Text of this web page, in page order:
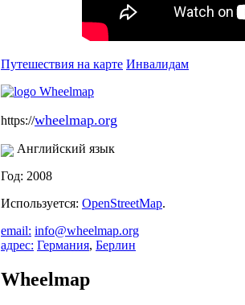
Путешествия на карте Инвалидам
https://wheelmap.org
Английский язык
Год: 2008
Используется: OpenStreetMap.
email: info@wheelmap.org
адрес: Германия, Берлин
Wheelmap